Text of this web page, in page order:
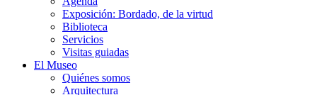
Exposición: Bordado, de la virtud
Biblioteca
Servicios
Visitas guiadas
El Museo
Quiénes somos
Arquitectura